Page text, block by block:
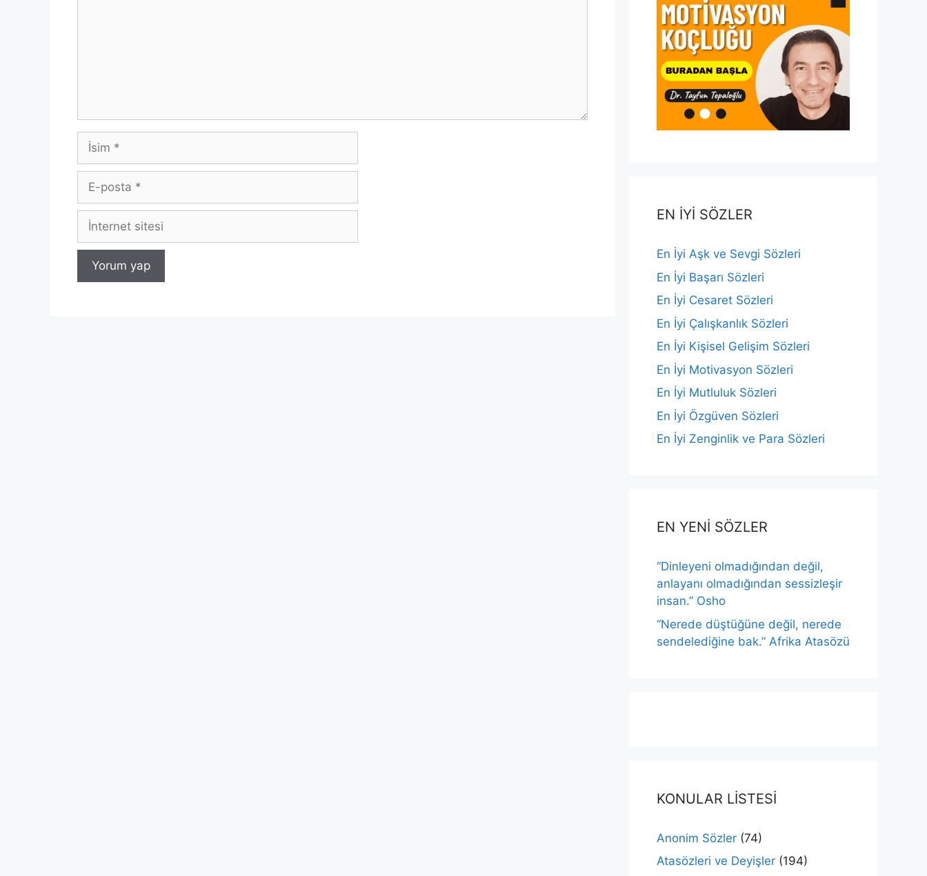
İsim
posta
İnternet
sitesi
EN İYİ SÖZLER
En İyi Aşk ve Sevgi Sözleri
En İyi Başarı Sözleri
En İyi Cesaret Sözleri
En İyi Çalışkanlık Sözleri
En İyi Kişisel Gelişim Sözleri
En İyi Motivasyon Sözleri
En İyi Mutluluk Sözleri
En İyi Özgüven Sözleri
En İyi Zenginlik ve Para Sözleri
EN YENİ SÖZLER
“Dinleyeni olmadığından değil,
anlayanı olmadığından sessizleşir
insan.” Osho
“Nerede düştüğüne değil, nerede
sendelediğine bak.” Afrika Atasözü
KONULAR LİSTESİ
Anonim Sözler (74)
Atasözleri ve Deyişler (194)